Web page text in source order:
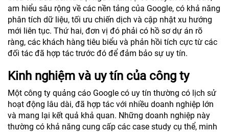
am hiểu sâu rộng về các nền tảng của Google, có khả năng
phân tích dữ liệu, tối ưu chiến dịch và cập nhật xu hướng
mới liên tục. Thứ hai, đơn vị đó phải có hồ sơ dự án rõ
ràng, các khách hàng tiêu biểu và phản hồi tích cực từ các
đối tác đã hợp tác trước đó để đảm bảo sự uy tín.
Kinh nghiệm và uy tín của công ty
Một công ty quảng cáo Google có uy tín thường có lịch sử
hoạt động lâu dài, đã hợp tác với nhiều doanh nghiệp lớn
và mang lại kết quả khả quan. Những doanh nghiệp này
thường có khả năng cung cấp các case study cụ thể, minh